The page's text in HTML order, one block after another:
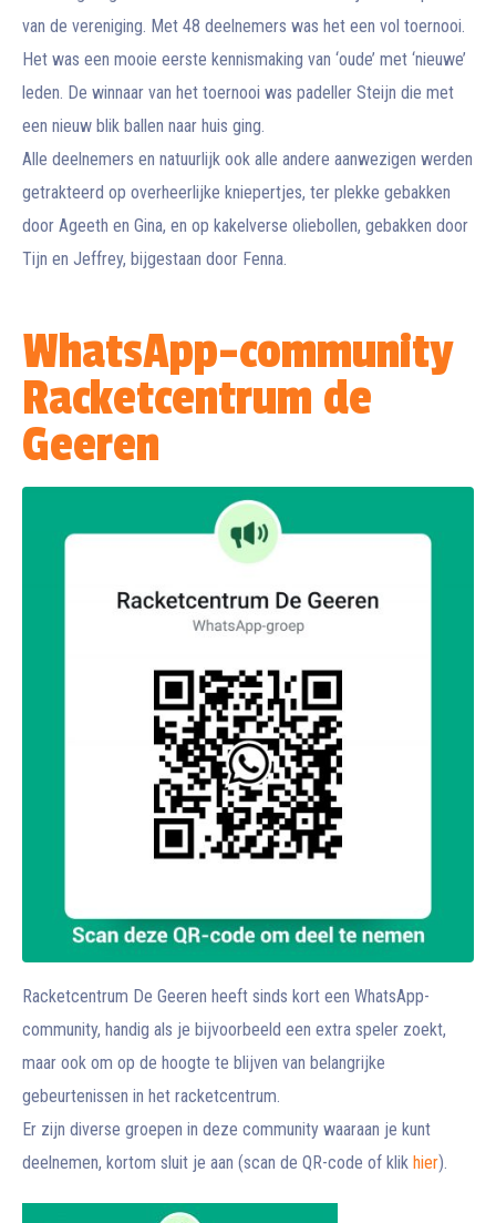
van de vereniging. Met 48 deelnemers was het een vol toernooi.
Het was een mooie eerste kennismaking van ‘oude’ met ‘nieuwe’
leden. De winnaar van het toernooi was padeller Steijn die met
een nieuw blik ballen naar huis ging.
Alle deelnemers en natuurlijk ook alle andere aanwezigen werden
getrakteerd op overheerlijke kniepertjes, ter plekke gebakken
door Ageeth en Gina, en op kakelverse oliebollen, gebakken door
Tijn en Jeffrey, bijgestaan door Fenna.
WhatsApp-community
Racketcentrum de
Geeren
Racketcentrum De Geeren heeft sinds kort een WhatsApp-
community, handig als je bijvoorbeeld een extra speler zoekt,
maar ook om op de hoogte te blijven van belangrijke
gebeurtenissen in het racketcentrum.
Er zijn diverse groepen in deze community waaraan je kunt
deelnemen, kortom sluit je aan (scan de QR-code of klik hier).